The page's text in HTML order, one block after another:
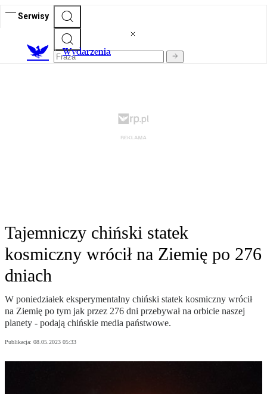
Serwisy
Wydarzenia
Tajemniczy chiński statek
kosmiczny wrócił na Ziemię po 276
dniach
W poniedziałek eksperymentalny chiński statek kosmiczny wrócił
na Ziemię po tym jak przez 276 dni przebywał na orbicie naszej
planety - podają chińskie media państwowe.
Publikacja: 08.05.2023 05:33